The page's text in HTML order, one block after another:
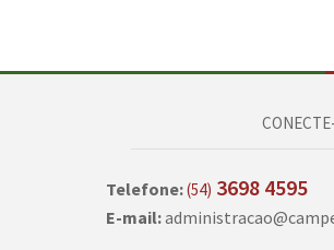
Telefone:(54) 3698 4595
E-mail: